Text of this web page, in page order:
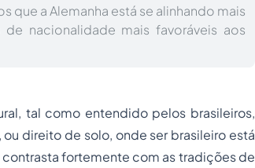
que a Alemanha está se alinhando mais
nacionalidade mais favoráveis aos
tal como entendido pelos brasileiros,
direito de solo, onde ser brasileiro está
fortemente com as tradições de